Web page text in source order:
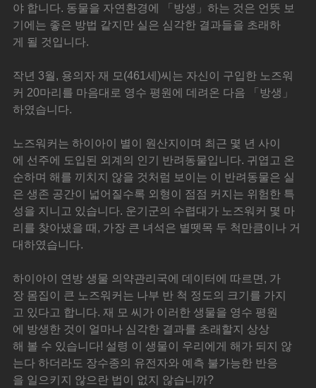
야 합니다. 동물을 자연환경에 「방생」하는 것은 언뜻 보
기에는 좋은 방법 같지만 실은 심각한 결과들을 초래하
게 될 것입니다.
작년 3월, 용의자 재 모(461세)씨는 자신이 구입한 노즈워
커 20마리를 마음대로 영수 평원에 데려온 다음 「방생」
하였습니다.
노즈워커는 하이아이 별이 원산지이며 최근 몇 년 사이
에 선주에 도입된 외계의 인기 반려동물입니다. 귀엽고 온
순하며 해를 끼치지 않을 것처럼 보이는 이 반려동물은 실
은 생존 공간이 넓어질수록 외형이 점점 커지는 위험한 특
성을 지니고 있습니다. 운기군의 수렵대가 노즈워커 몇 마
리를 찾아냈을 때, 가장 큰 녀석은 별뗏목 두 척만큼이나 거
대하였습니다.
하이아이 연방 생물 의약관리국에 데이터에 따르면, 가
장 몸집이 큰 노즈워커는 나부 반 척 정도의 크기를 가지
고 있다고 합니다. 재 모 씨가 이러한 생물을 영수 평원
에 방생한 것이 얼마나 심각한 결과를 초래할지 상상
해 볼 수 있습니다! 설령 이 생물이 우리에게 해가 되지 않
는다 하더라도 장수종의 유전자와 예측 불가능한 반응
을 일으키지 않으란 법이 없지 않습니까?